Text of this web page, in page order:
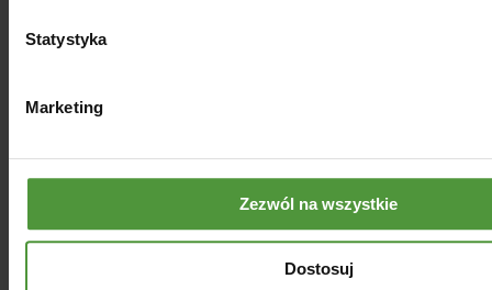
Statystyka
Marketing
Zezwól na wszystkie
Dostosuj
nawilżenie i ochrona
Dodaj do koszyka